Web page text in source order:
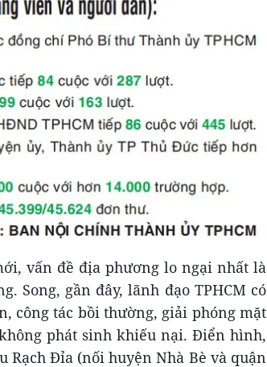
vấn đề địa phương lo ngại nhất là
Song, gần đây, lãnh đạo TPHCM có
công tác bồi thường, giải phóng mặt
phát sinh khiếu nại. Điển hình,
Rạch Đỉa (nối huyện Nhà Bè và quận